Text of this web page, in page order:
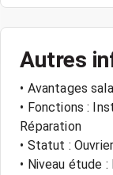
Autres
• Avantages
• Fonctions :
Réparation
• Statut :
• Niveau étude :